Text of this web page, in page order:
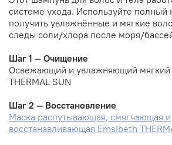
системе ухода. Используйте полный
получить увлажнённые и мягкие
следы соли/хлора после моря/
Шаг 1 — Очищение
Освежающий и увлажняющий
THERMAL SUN
Шаг 2 — Восстановление
Маска распутывающая, смягчающая и
восстанавливающая Emsibeth